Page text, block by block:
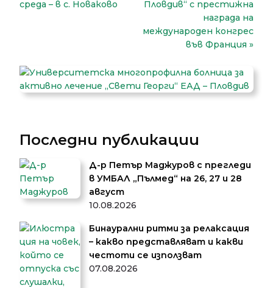
среда – в с. Новаково
Пловдив“ с престижна
награда на
международен конгрес
във Франция
Последни публикации
Д-р Петър Маджуров с прегледи
в УМБАЛ „Пълмед“ на 26, 27 и 28
август
10.08.2026
Бинаурални ритми за релаксация
– какво представляват и какви
честоти се използват
07.08.2026